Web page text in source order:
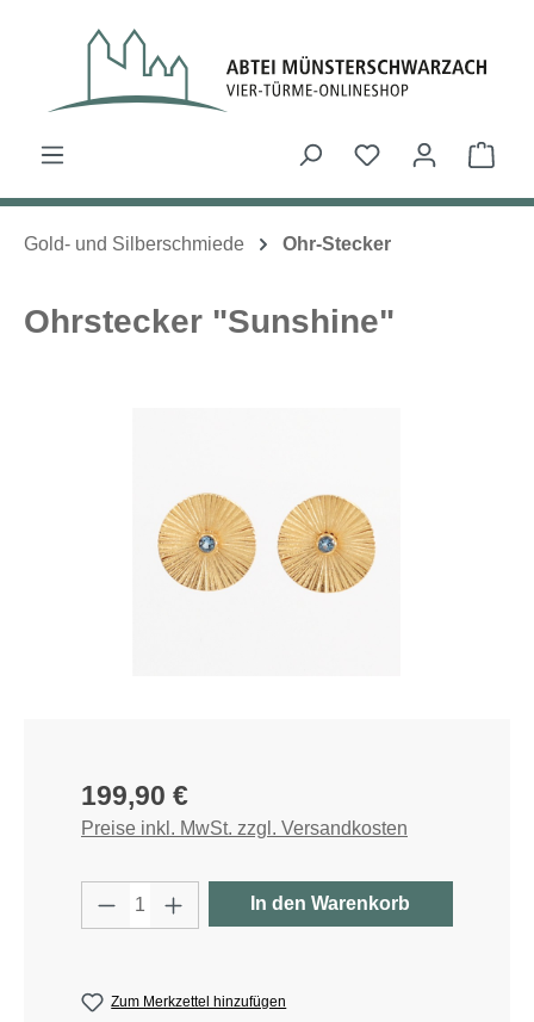
Zum Hauptinhalt springen
Du hast 0
Gold- und Silberschmiede Ohr-Stecker
Ohrstecker "Sunshine"
Regulärer Preis:
199,90 €
Preise inkl. MwSt. zzgl. Versandkosten
Produkt Anzahl: Gib den
In den Warenkorb
Zum Merkzettel hinzufügen